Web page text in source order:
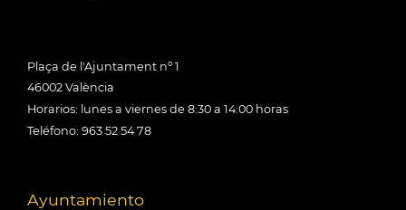
Plaça de l'Ajuntament nº 1
46002 València
Horarios: lunes a viernes de 8:30 a 14:00 horas
Teléfono: 963 52 54 78
Ayuntamiento